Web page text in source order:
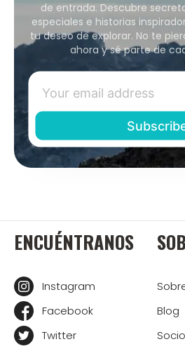
de entrada. Descubre
especiales e historias
tu deseo de explorar. No te
ahora y sé parte de
ENCUÉNTRANOS
Instagram
Facebook
Twitter
Blog